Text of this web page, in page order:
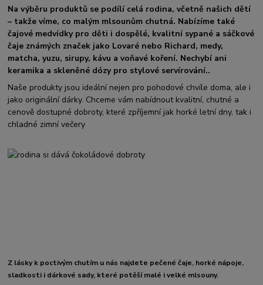
Na výběru produktů se podílí celá rodina, včetně našich dětí
– takže víme, co malým mlsounům chutná. Nabízíme také
čajové medvídky pro děti i dospělé, kvalitní sypané a sáčkové
čaje známých značek jako Lovaré nebo Richard, medy,
matcha, yuzu, sirupy, kávu a voňavé koření. Nechybí ani
keramika a skleněné dózy pro stylové servírování..
Naše produkty jsou ideální nejen pro pohodové chvíle doma, ale i
jako originální dárky. Chceme vám nabídnout kvalitní, chutné a
cenově dostupné dobroty, které zpříjemní jak horké letní dny, tak i
chladné zimní večery
Z lásky k poctivým chutím u nás najdete pečené čaje, horké nápoje,
sladkosti i dárkové sady, které potěší malé i velké mlsouny.